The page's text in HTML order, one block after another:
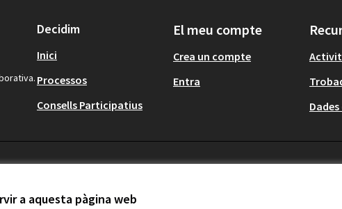
a aquesta pàgina web
Decidim
Inici
Processos
Consells Participatius
El meu compte
Crea un compte
Entra